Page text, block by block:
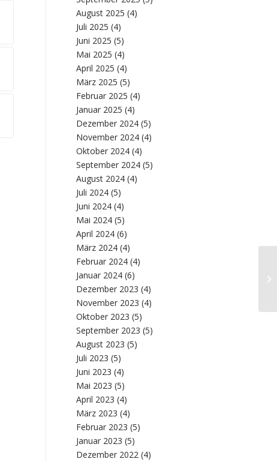
August 2025 (4)
Juli 2025 (4)
Juni 2025 (5)
Mai 2025 (4)
April 2025 (4)
März 2025 (5)
Februar 2025 (4)
Januar 2025 (4)
Dezember 2024 (5)
November 2024 (4)
Oktober 2024 (4)
September 2024 (5)
August 2024 (4)
Juli 2024 (5)
Juni 2024 (4)
Mai 2024 (5)
April 2024 (6)
März 2024 (4)
Februar 2024 (4)
Januar 2024 (6)
Dezember 2023 (4)
November 2023 (4)
Oktober 2023 (5)
September 2023 (5)
August 2023 (5)
Juli 2023 (5)
Juni 2023 (4)
Mai 2023 (5)
April 2023 (4)
März 2023 (4)
Februar 2023 (5)
Januar 2023 (5)
Dezember 2022 (4)